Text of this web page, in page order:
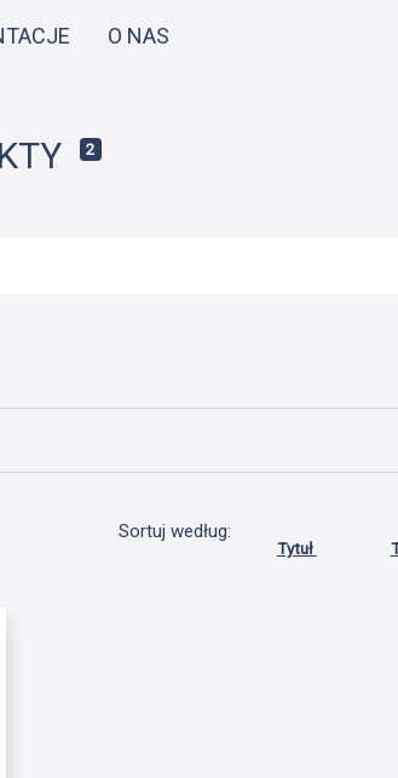
do
O NAS
2
Sortuj według:
Tytuł